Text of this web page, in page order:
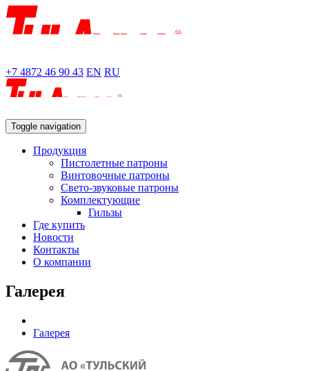
+7 4872 46 90 43 EN RU
Toggle navigation
Продукция
Пистолетные патроны
Винтовочные патроны
Свето-звуковые патроны
Комплектующие
Гильзы
Где купить
Новости
Контакты
О компании
Галерея
Галерея